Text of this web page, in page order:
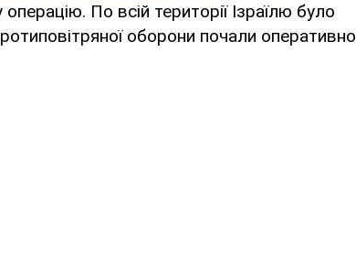
По всій території Ізраїлю було
оборони почали оперативно